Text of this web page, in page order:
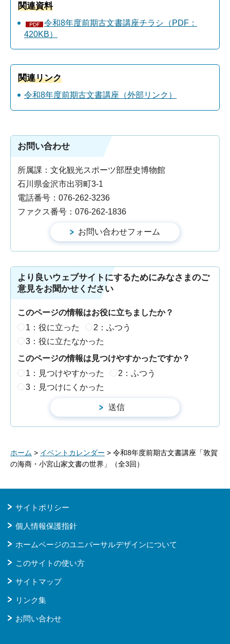
関連資料
令和8年度前期古文書講座チラシ（PDF：
420KB）
関連リンク
令和8年度前期古文書講座（外部リンク）
お問い合わせ
所属課：文化観光スポーツ部歴史博物館
石川県金沢市出羽町3-1
電話番号：076-262-3236
ファクス番号：076-262-1836
より良いウェブサイトにするためにみなさまのご
意見をお聞かせください
このページの情報はお役に立ちましたか？
1：役に立った
2：ふつう
3：役に立たなかった
このページの情報は見つけやすかったですか？
1：見つけやすかった
2：ふつう
3：見つけにくかった
ホーム > イベントカレンダー > 令和8年度前期古文書講座「敦賀
の海商・小宮山家文書の世界」（全3回）
サイトポリシー
個人情報保護指針
ホームページのユニバーサルデザインについて
このサイトの使い方
サイトマップ
リンク集
お問い合わせ